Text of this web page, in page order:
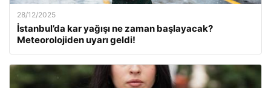
28/12/2025
İstanbul’da kar yağışı ne zaman başlayacak?
Meteorolojiden uyarı geldi!